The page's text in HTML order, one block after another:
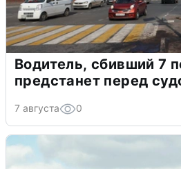
Водитель, сбивший 7
предстанет перед
7 августа 0